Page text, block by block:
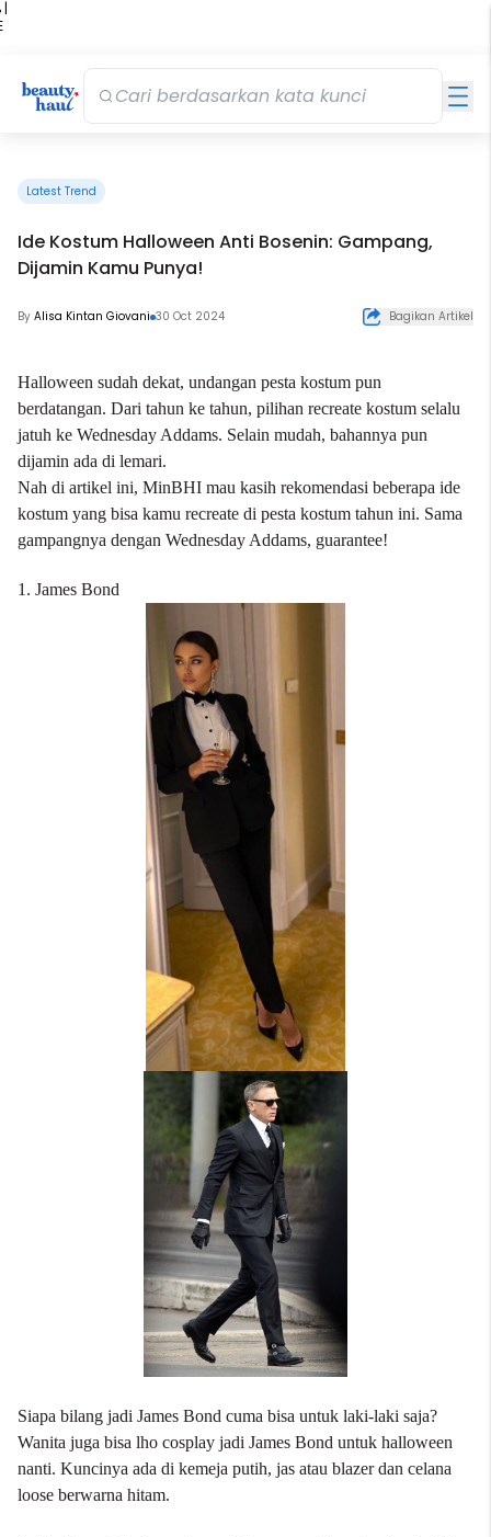
|
Latest Trend
Ide Kostum Halloween Anti Bosenin: Gampang,
Dijamin Kamu Punya!
By Alisa Kintan Giovani 30 Oct 2024 Bagikan Artikel
Halloween sudah dekat, undangan pesta kostum pun
berdatangan. Dari tahun ke tahun, pilihan recreate kostum selalu
jatuh ke Wednesday Addams. Selain mudah, bahannya pun
dijamin ada di lemari.
Nah di artikel ini, MinBHI mau kasih rekomendasi beberapa ide
kostum yang bisa kamu recreate di pesta kostum tahun ini. Sama
gampangnya dengan Wednesday Addams, guarantee!
1. James Bond
Siapa bilang jadi James Bond cuma bisa untuk laki-laki saja?
Wanita juga bisa lho cosplay jadi James Bond untuk halloween
nanti. Kuncinya ada di kemeja putih, jas atau blazer dan celana
loose berwarna hitam.